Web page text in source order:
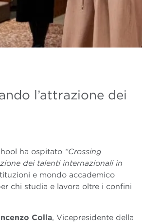
l’attrazione dei
ha ospitato “Crossing
dei talenti internazionali in
e mondo accademico
chi studia e lavora oltre i confini
Colla, Vicepresidente della